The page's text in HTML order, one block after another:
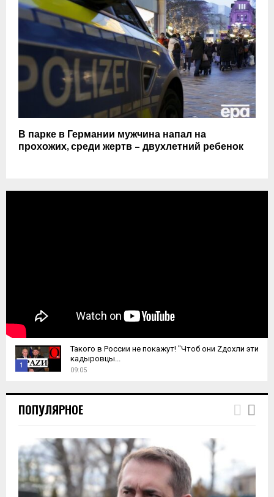
В парке в Германии мужчина напал на
прохожих, среди жертв – двухлетний ребенок
1
h
u
n
a
Такого в России не покажут! "Чтоб они Zдохли эти
кадыровцы...
09:05
ПОПУЛЯРНОЕ